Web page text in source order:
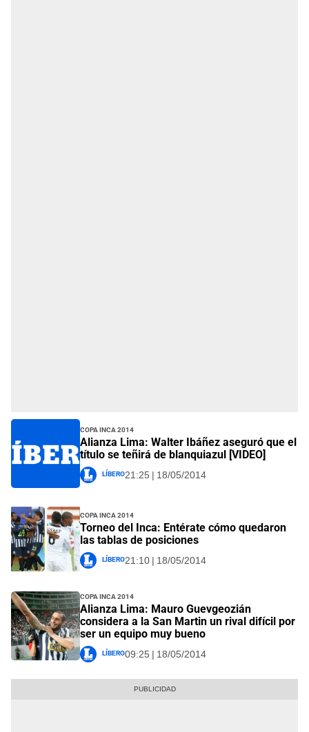
Copa Inca 2014
Alianza Lima: Walter Ibáñez aseguró que el
título se teñirá de blanquiazul [VIDEO]
Líbero21:25 | 18/05/2014
Copa Inca 2014
Torneo del Inca: Entérate cómo quedaron
las tablas de posiciones
Líbero21:10 | 18/05/2014
Copa Inca 2014
Alianza Lima: Mauro Guevgeozián
considera a la San Martin un rival difícil por
ser un equipo muy bueno
Líbero09:25 | 18/05/2014